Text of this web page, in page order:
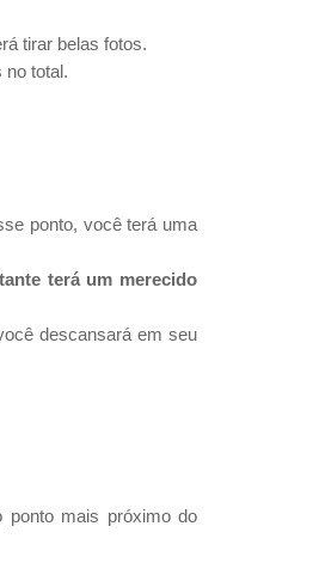
tirar belas fotos.
no total.
ponto, você terá uma
terá um merecido
descansará em seu
ponto mais próximo do